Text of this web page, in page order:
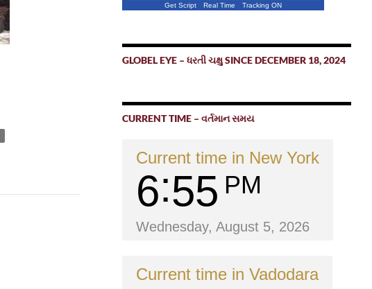
Get Script Real Time Tracking ON
GLOBEL EYE – ધરતી ચક્ષુ SINCE DECEMBER 18, 2024
CURRENT TIME – વર્તમાન સમય
Current time in New York
6 55 PM
Wednesday, August 5, 2026
Current time in Vadodara